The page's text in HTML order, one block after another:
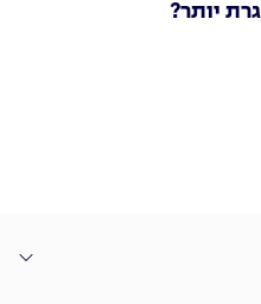
יותר?